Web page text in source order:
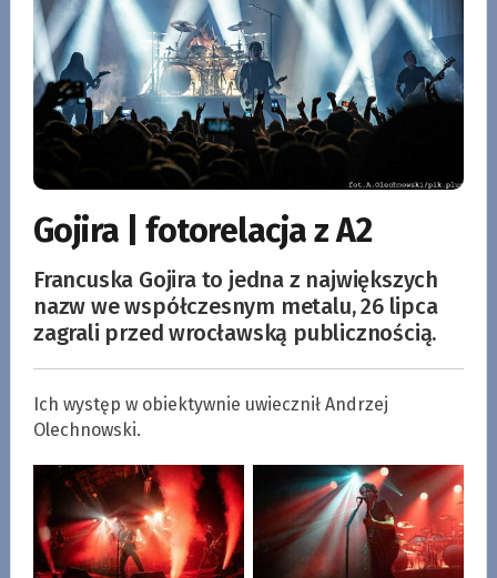
Gojira | fotorelacja z A2
Francuska Gojira to jedna z największych
nazw we współczesnym metalu, 26 lipca
zagrali przed wrocławską publicznością.
Ich występ w obiektywnie uwiecznił Andrzej
Olechnowski.